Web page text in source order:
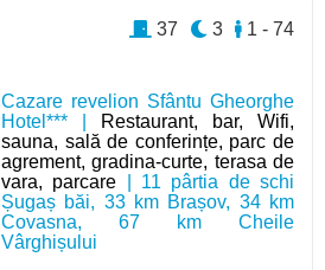
Cazare revelion Sfântu Gheorghe
Hotel*** |
Restaurant, bar, Wifi,
sauna, sală de conferințe, parc de
agrement, gradina-curte, terasa de
vara, parcare | 11 pârtia de schi
Șugaș băi, 33 km Brașov, 34 km
Covasna, 67 km Cheile
Vârghișului
1 - 74
3
37